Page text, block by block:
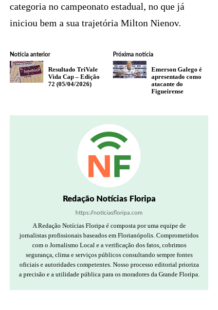
categoria no campeonato estadual, no que já
iniciou bem a sua trajetória Milton Nienov.
Notícia anterior
Resultado TriVale
Vida Cap – Edição
72 (05/04/2026)
Próxima notícia
Emerson Galego é
apresentado como
atacante do
Figueirense
Redação Notícias Floripa
https://noticiasfloripa.com
A Redação Notícias Floripa é composta por uma equipe de
jornalistas profissionais baseados em Florianópolis. Comprometidos
com o Jornalismo Local e a verificação dos fatos, cobrimos
segurança, clima e serviços públicos consultando sempre fontes
oficiais e autoridades competentes. Nosso processo editorial prioriza
a precisão e a utilidade pública para os moradores da Grande Floripa.